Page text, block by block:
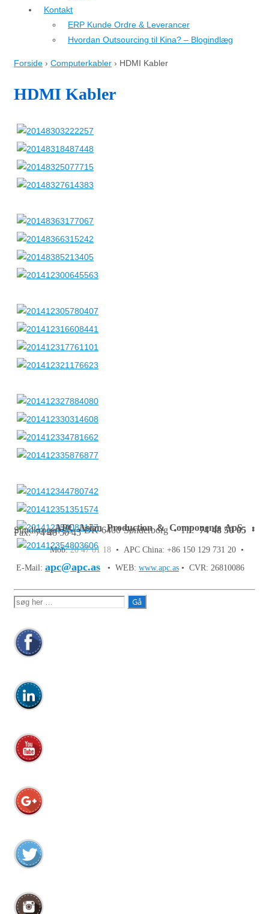
Kontakt
ERP Kunde Ordre & Leverancer
Hvordan Outsourcing til Kina? – Blogindlæg
Forside › Computerkabler › HDMI Kabler
HDMI Kabler
APC Asian Production & Components ApS•
Sundkrogen 35 • DK-6400 Sønderborg • Tlf:74 48 50 05•
Fax: 74 48 50 45
Mob:20 47 81 18 • APC China: +86 150 129 731 20 •
E-Mail: apc@apc.as • WEB: www.apc.as • CVR: 26810086
Søg